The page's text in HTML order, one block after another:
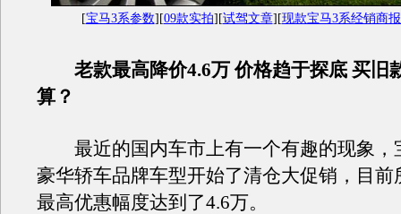
[宝马3系参数][09款实拍][试驾文章][现款宝马3系经销商
老款最高降价4.6万 价格趋于探底 买旧
算？
最近的国内车市上有一个有趣的现象，
豪华轿车品牌车型开始了清仓大促销，目前
最高优惠幅度达到了4.6万。